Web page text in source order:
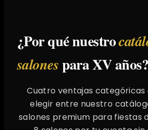
¿Por qué nuestro
salonespara XV años?
Cuatro ventajas categóricas
elegir entre nuestro
salones premium para fiestas